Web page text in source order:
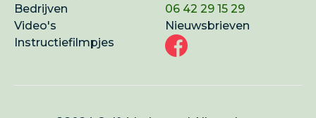
Bedrijven
Video's
Instructiefilmpjes
06 42 29 15 29
Nieuwsbrieven